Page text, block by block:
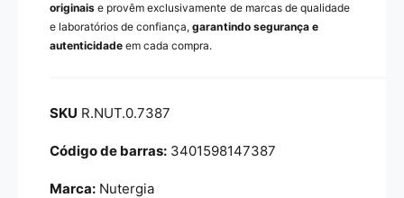
originais e provêm exclusivamente de marcas de qualidade
e laboratórios de confiança,garantindo segurança e
autenticidade em cada compra.
R.NUT.0.7387
3401598147387
Marca: Nutergia